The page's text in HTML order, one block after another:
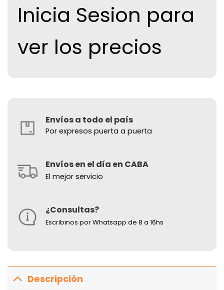
Inicia Sesion para
ver los precios
Envíos a todo el país
Por expresos puerta a puerta
Envíos en el día en CABA
El mejor servicio
¿Consultas?
Escribinos por Whatsapp de 8 a 16hs
Descripción